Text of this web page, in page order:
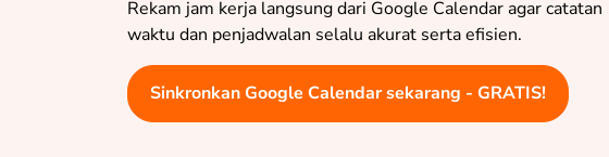
Rekam jam kerja langsung dari Google Calendar agar catatan
waktu dan penjadwalan selalu akurat serta efisien.
Sinkronkan Google Calendar sekarang - GRATIS!